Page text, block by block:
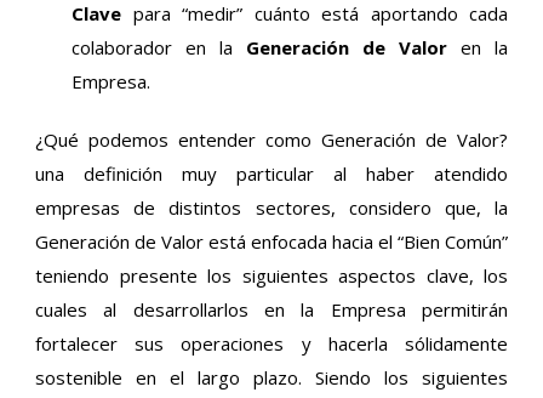
Clave para “medir” cuánto está aportando cada
colaborador en la Generación de Valor en la
Empresa.
¿Qué podemos entender como Generación de Valor?
una definición muy particular al haber atendido
empresas de distintos sectores, considero que, la
Generación de Valor está enfocada hacia el “Bien Común”
teniendo presente los siguientes aspectos clave, los
cuales al desarrollarlos en la Empresa permitirán
fortalecer sus operaciones y hacerla sólidamente
sostenible en el largo plazo. Siendo los siguientes